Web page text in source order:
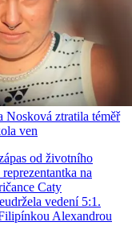
Nosková ztratila téměř
ven
od životního
na
Caty
vedení 5:1.
Alexandrou